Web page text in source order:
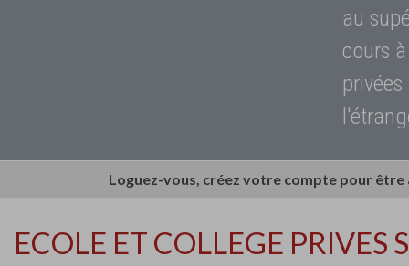
au
cours
Loguez-vous, créez votre compte pour
ECOLE ET COLLEGE PRIVES